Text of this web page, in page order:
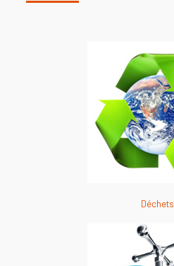
Déchets